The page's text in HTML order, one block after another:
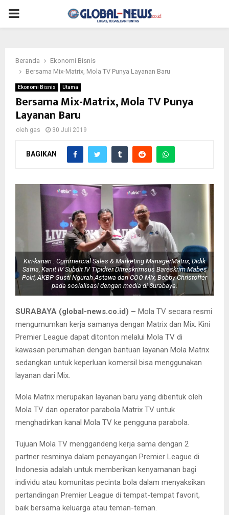
PRIMARY
Beranda
Ekonomi Bisnis
Bersama Mix-Matrix, Mola TV Punya Layanan Baru
Ekonomi Bisnis Utama
Bersama Mix-Matrix, Mola TV Punya
Layanan Baru
oleh gas 30 Juli 2019
BAGIKAN
Kiri-kanan : Commercial Sales & Marketing ManagerMatrix, Didik
Satria, Kanit IV Subdit IV Tipidter Ditreskrimsus Bareskrim Mabes
Polri, AKBP Gusti Ngurah Astawa dan COO Mix, Bobby Christoffer
pada sosialisasi dengan media di Surabaya.
SURABAYA (global-news.co.id) – Mola TV secara resmi
mengumumkan kerja samanya dengan Matrix dan Mix. Kini
Premier League dapat ditonton melalui Mola TV di
kawasan perumahan dengan bantuan layanan Mola Matrix
sedangkan untuk keperluan komersil bisa menggunakan
layanan dari Mix.
Mola Matrix merupakan layanan baru yang dibentuk oleh
Mola TV dan operator parabola Matrix TV untuk
menghadirkan kanal Mola TV ke pengguna parabola.
Tujuan Mola TV menggandeng kerja sama dengan 2
partner resminya dalam penayangan Premier League di
Indonesia adalah untuk memberikan kenyamanan bagi
individu atau komunitas pecinta bola dalam menyaksikan
pertandingan Premier League di tempat-tempat favorit,
baik bersama keluarga atau teman-teman.